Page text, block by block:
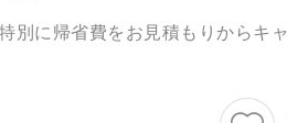
に帰省費をお見積もりからキ